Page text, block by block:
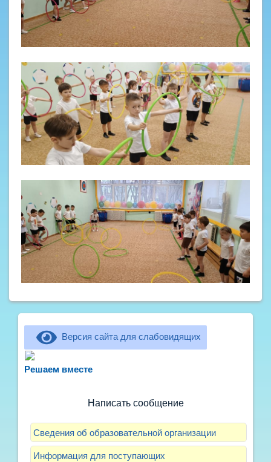
Версия сайта для слабовидящих
Решаем вместерассказать о воспитателях? Знаете, как
Написать сообщение
Сведения об образовательной организации
Информация для поступающих